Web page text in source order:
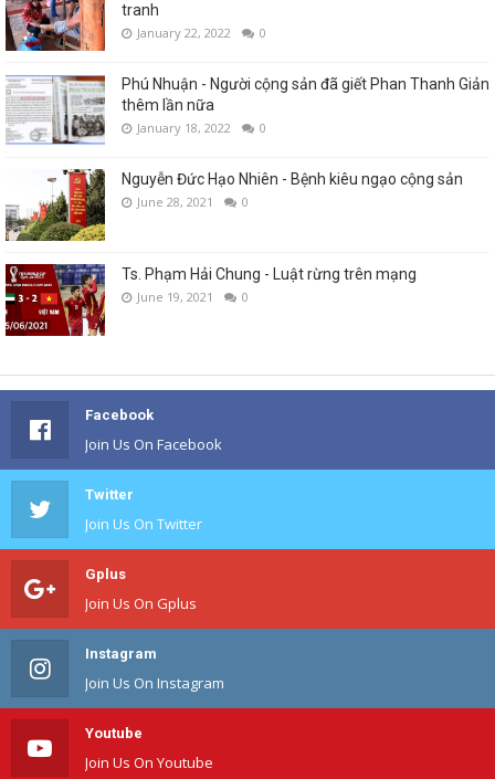
tranh
January 22, 2022 0
Phú Nhuận - Người cộng sản đã giết Phan Thanh Giản
thêm lần nữa
January 18, 2022 0
Nguyễn Đức Hạo Nhiên - Bệnh kiêu ngạo cộng sản
June 28, 2021 0
Ts. Phạm Hải Chung - Luật rừng trên mạng
June 19, 2021 0
Facebook
Join Us On Facebook
Twitter
Join Us On Twitter
Gplus
Join Us On Gplus
Instagram
Join Us On Instagram
Youtube
Join Us On Youtube